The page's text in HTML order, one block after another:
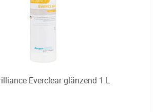
Everclear glänzend 1 L